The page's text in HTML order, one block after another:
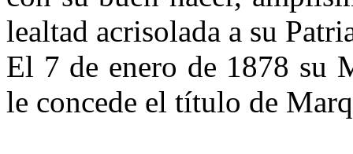
le­altad acrisolada a su
El 7 de enero de 1878 su
le concede el título de